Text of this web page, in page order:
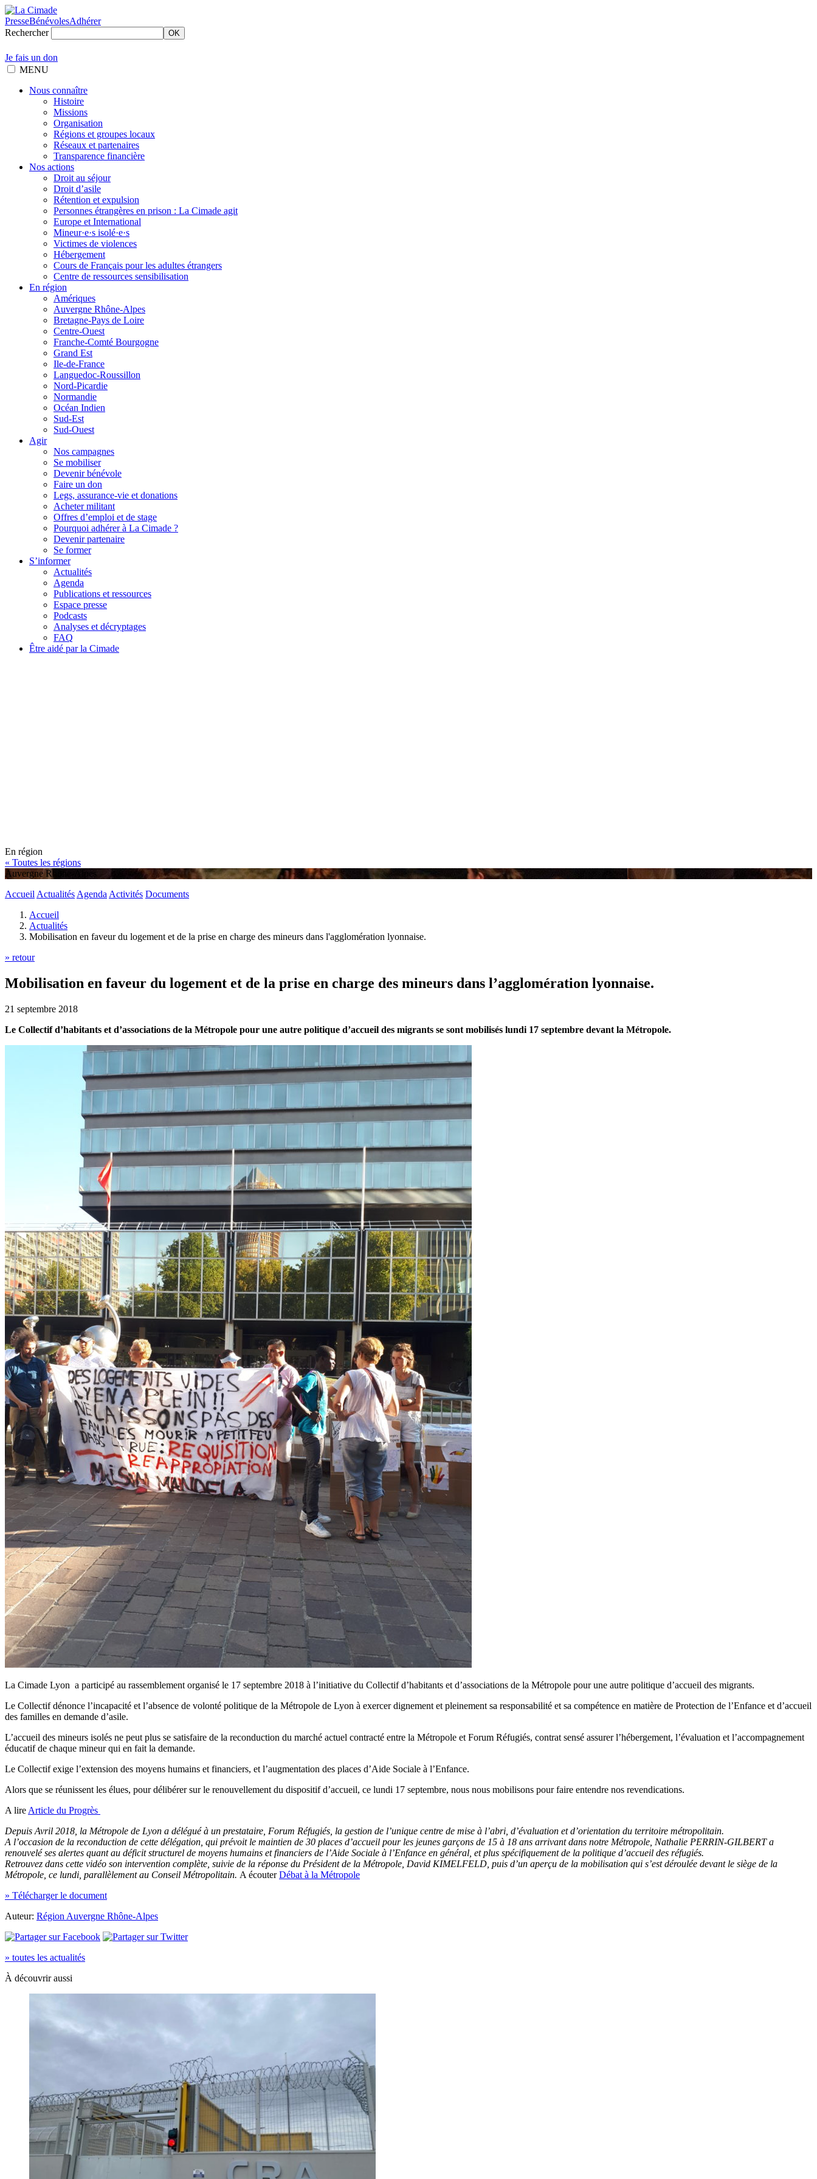
PresseBénévolesAdhérer
Rechercher
OK
Je fais un don
MENU
Nous connaître
Histoire
Missions
Organisation
Régions et groupes locaux
Réseaux et partenaires
Transparence financière
Nos actions
Droit au séjour
Droit d’asile
Rétention et expulsion
Personnes étrangères en prison : La Cimade agit
Europe et International
Mineur·e·s isolé·e·s
Victimes de violences
Hébergement
Cours de Français pour les adultes étrangers
Centre de ressources sensibilisation
En région
Amériques
Auvergne Rhône-Alpes
Bretagne-Pays de Loire
Centre-Ouest
Franche-Comté Bourgogne
Grand Est
Ile-de-France
Languedoc-Roussillon
Nord-Picardie
Normandie
Océan Indien
Sud-Est
Sud-Ouest
Agir
Nos campagnes
Se mobiliser
Devenir bénévole
Faire un don
Legs, assurance-vie et donations
Acheter militant
Offres d’emploi et de stage
Pourquoi adhérer à La Cimade ?
Devenir partenaire
Se former
S’informer
Actualités
Agenda
Publications et ressources
Espace presse
Podcasts
Analyses et décryptages
FAQ
Être aidé par la Cimade
En région
« Toutes les régions
Auvergne Rhône-Alpes
Accueil Actualités Agenda Activités Documents
Accueil
Actualités
Mobilisation en faveur du logement et de la prise en charge des mineurs dans l'agglomération lyonnaise.
» retour
Mobilisation en faveur du logement et de la prise en charge des mineurs dans l’agglomération lyonnaise.
21 septembre 2018
Le Collectif d’habitants et d’associations de la Métropole pour une autre politique d’accueil des migrants se sont mobilisés lundi 17 septembre devant la Métropole.
La Cimade Lyon a participé au rassemblement organisé le 17 septembre 2018 à l’initiative du Collectif d’habitants et d’associations de la Métropole pour une autre politique d’accueil des migrants.
Le Collectif dénonce l’incapacité et l’absence de volonté politique de la Métropole de Lyon à exercer dignement et pleinement sa responsabilité et sa compétence en matière de Protection de l’Enfance et d’accueil
des familles en demande d’asile.
L’accueil des mineurs isolés ne peut plus se satisfaire de la reconduction du marché actuel contracté entre la Métropole et Forum Réfugiés, contrat sensé assurer l’hébergement, l’évaluation et l’accompagnement
éducatif de chaque mineur qui en fait la demande.
Le Collectif exige l’extension des moyens humains et financiers, et l’augmentation des places d’Aide Sociale à l’Enfance.
Alors que se réunissent les élues, pour délibérer sur le renouvellement du dispositif d’accueil, ce lundi 17 septembre, nous nous mobilisons pour faire entendre nos revendications.
A lire Article du Progrès
Depuis Avril 2018, la Métropole de Lyon a délégué à un prestataire, Forum Réfugiés, la gestion de l’unique centre de mise à l’abri, d’évaluation et d’orientation du territoire métropolitain.
A l’occasion de la reconduction de cette délégation, qui prévoit le maintien de 30 places d’accueil pour les jeunes garçons de 15 à 18 ans arrivant dans notre Métropole, Nathalie PERRIN-GILBERT a
renouvelé ses alertes quant au déficit structurel de moyens humains et financiers de l’Aide Sociale à l’Enfance en général, et plus spécifiquement de la politique d’accueil des réfugiés.
Retrouvez dans cette vidéo son intervention complète, suivie de la réponse du Président de la Métropole, David KIMELFELD, puis d’un aperçu de la mobilisation qui s’est déroulée devant le siège de la
Métropole, ce lundi, parallèlement au Conseil Métropolitain. A écouterDébat à la Métropole
» Télécharger le document
Auteur: Région Auvergne Rhône-Alpes
» toutes les actualités
À découvrir aussi